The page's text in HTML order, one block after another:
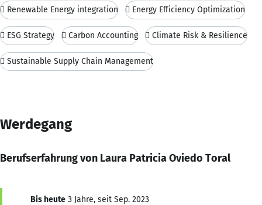
 Renewable Energy integration  Energy Efficiency Optimization
 ESG Strategy  Carbon Accounting  Climate Risk & Resilience
 Sustainable Supply Chain Management
Werdegang
Berufserfahrung von Laura Patricia Oviedo Toral
Bis heute 3 Jahre, seit Sep. 2023